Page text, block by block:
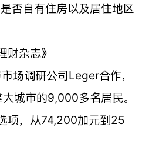
否自有住房以及居住地区
财杂志》
场调研公司Leger合作，
城市的9,000多名居民。
项，从74,200加元到25